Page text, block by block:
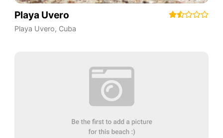
Playa Uvero
Playa Uvero, Cuba